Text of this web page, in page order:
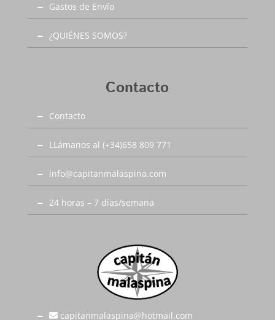
Gastos de Envío
¿QUIÉNES SOMOS?
Contacto
Contacto
LLámanos al (+34)658 809 771
info@capitanmalaspina.com
24 horas – 7 días/semana
capitanmalaspina@hotmail.com